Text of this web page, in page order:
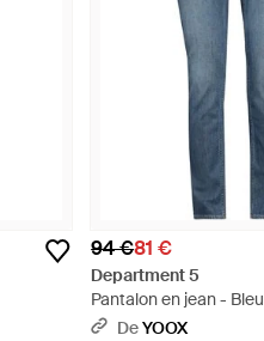
94 €81 €
Department 5
Pantalon en jean - Bleu
DeYOOX